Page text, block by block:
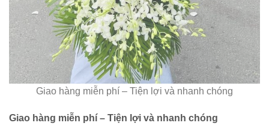
Giao hàng miễn phí – Tiện lợi và nhanh chóng
Giao hàng miễn phí – Tiện lợi và nhanh chóng